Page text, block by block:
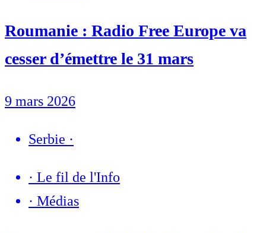
Roumanie : Radio Free Europe va
cesser d’émettre le 31 mars
9 mars 2026
Serbie ·
· Le fil de l'Info
· Médias